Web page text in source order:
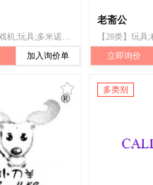
【28类】游戏机;玩具;多米诺骨牌;木偶;棋;体育活动用球;锻炼身体器械;射箭用器具;体育活动器械;游泳池（娱乐用品）
加入询价单
老斋公
立即询价
多类别